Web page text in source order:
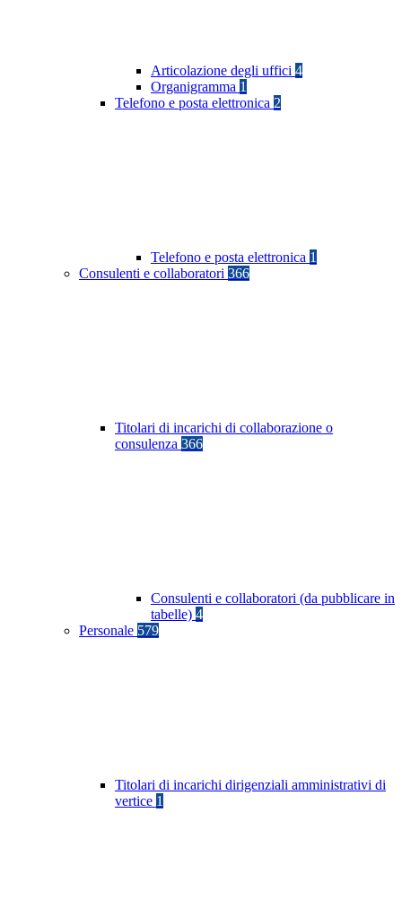
Articolazione degli uffici 4
Organigramma 1
Telefono e posta elettronica 2
Telefono e posta elettronica 1
Consulenti e collaboratori 366
Titolari di incarichi di collaborazione o
consulenza 366
Consulenti e collaboratori (da pubblicare in
tabelle) 4
Personale 579
Titolari di incarichi dirigenziali amministrativi di
vertice 1